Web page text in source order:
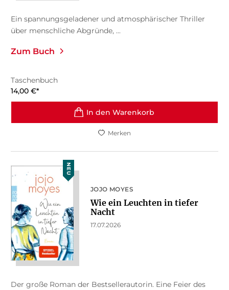
Ein spannungsgeladener und atmosphärischer Thriller
über menschliche Abgründe, ...
Zum Buch
Taschenbuch
14,00 €*
In den Warenkorb
Merken
NEU
JOJO MOYES
Wie ein Leuchten in tiefer
Nacht
17.07.2026
Der große Roman der Bestsellerautorin. Eine Feier des